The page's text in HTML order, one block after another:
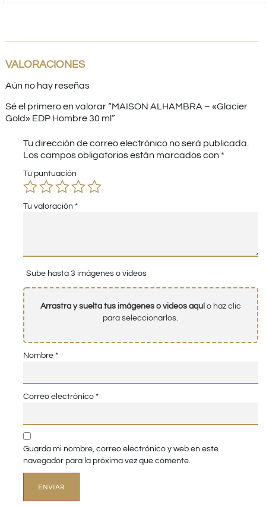
VALORACIONES
Aún no hay reseñas
Sé el primero en valorar “MAISON ALHAMBRA – «Glacier
Gold» EDP Hombre 30 ml”
Tu dirección de correo electrónico no será publicada.
Los campos obligatorios están marcados con *
Tu puntuación
Tu valoración *
Sube hasta 3 imágenes o vídeos
Arrastra y suelta tus imágenes o videos aquío haz clic
para seleccionarlos.
Nombre *
Correo electrónico *
Guarda mi nombre, correo electrónico y web en este
navegador para la próxima vez que comente.